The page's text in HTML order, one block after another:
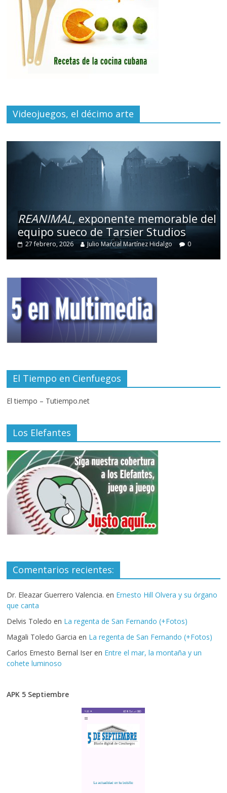
Videojuegos, el décimo arte
REANIMAL, exponente memorable del
equipo sueco de Tarsier Studios
27 febrero, 2026 Julio Marcial Martínez Hidalgo 0
El Tiempo en Cienfuegos
El tiempo – Tutiempo.net
Los Elefantes
Comentarios recientes:
Dr. Eleazar Guerrero Valencia. en Ernesto Hill Olvera y su órgano
que canta
Delvis Toledo en La regenta de San Fernando (+Fotos)
Magali Toledo Garcia en La regenta de San Fernando (+Fotos)
Carlos Ernesto Bernal Iser en Entre el mar, la montaña y un
cohete luminoso
APK 5 Septiembre